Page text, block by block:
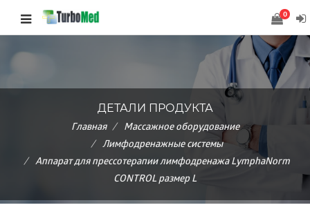
0
ДЕТАЛИ ПРОДУКТА
Главная
Массажное оборудование
Лимфодренажные системы
Аппарат для прессотерапии лимфодренажа LymphaNorm
CONTROL размер L